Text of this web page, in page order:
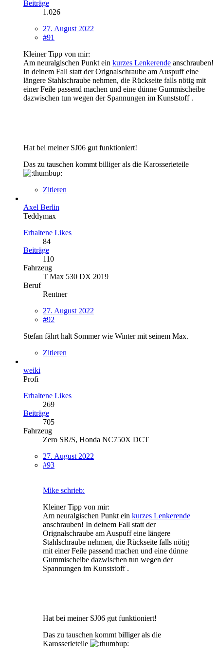
Beiträge
1.026
27. August 2022
#91
Kleiner Tipp von mir:
Am neuralgischen Punkt ein kurzes Lenkerende anschrauben!
In deinem Fall statt der Orignalschraube am Auspuff eine
längere Stahlschraube nehmen, die Rückseite falls nötig mit
einer Feile passend machen und eine dünne Gummischeibe
dazwischen tun wegen der Spannungen im Kunststoff .
Hat bei meiner SJ06 gut funktioniert!
Das zu tauschen kommt billiger als die Karosserieteile
Zitieren
Axel Berlin
Teddymax
Erhaltene Likes
84
Beiträge
110
Fahrzeug
T Max 530 DX 2019
Beruf
Rentner
27. August 2022
#92
Stefan fährt halt Sommer wie Winter mit seinem Max.
Zitieren
weiki
Profi
Erhaltene Likes
269
Beiträge
705
Fahrzeug
Zero SR/S, Honda NC750X DCT
27. August 2022
#93
Mike schrieb:
Kleiner Tipp von mir:
Am neuralgischen Punkt ein kurzes Lenkerende
anschrauben! In deinem Fall statt der
Orignalschraube am Auspuff eine längere
Stahlschraube nehmen, die Rückseite falls nötig
mit einer Feile passend machen und eine dünne
Gummischeibe dazwischen tun wegen der
Spannungen im Kunststoff .
Hat bei meiner SJ06 gut funktioniert!
Das zu tauschen kommt billiger als die
Karosserieteile